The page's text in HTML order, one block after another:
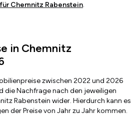
Chemnitz Rabenstein.
in Chemnitz
zwischen 2022 und 2026
die Nachfrage nach den jeweiligen
Rabenstein wider. Hierdurch kann es
der Preise von Jahr zu Jahr kommen.